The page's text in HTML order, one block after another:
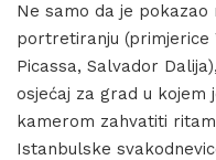
Ne samo da je pokazao
portretiranju (primjerice
Picassa, Salvador
osjećaj za grad u kojem
kamerom zahvatiti
Istanbulske